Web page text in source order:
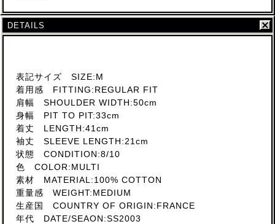
DETAILS
表記サイズ SIZE:M
着用感 FITTING:REGULAR FIT
肩幅 SHOULDER WIDTH:50cm
身幅 PIT TO PIT:33cm
着丈 LENGTH:41cm
袖丈 SLEEVE LENGTH:21cm
状態 CONDITION:8/10
色 COLOR:MULTI
素材 MATERIAL:100% COTTON
重量感 WEIGHT:MEDIUM
生産国 COUNTRY OF ORIGIN:FRANCE
年代 DATE/SEAON:SS2003